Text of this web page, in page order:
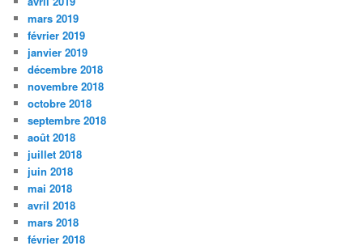
mars 2019
février 2019
janvier 2019
décembre 2018
novembre 2018
octobre 2018
septembre 2018
août 2018
juillet 2018
juin 2018
mai 2018
avril 2018
mars 2018
février 2018